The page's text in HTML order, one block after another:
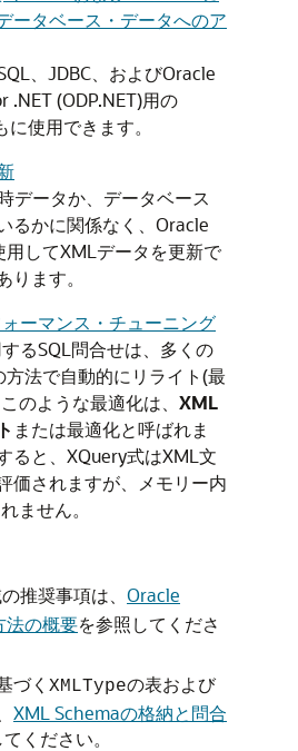
ータベース・データへのア
、JDBC、およびOracle
.NET (ODP.NET)用の
使用できます。
データか、データベース
るかに関係なく、Oracle
用してXMLデータを更新で
ります。
ーマンス・チューニング
るSQL問合せは、多くの
法で自動的にリライト(最
のような最適化は、 XML
または最適化と呼ばれま
ると、XQuery式はXML文
価されますが、メモリー内
ません。
推奨事項は、 Oracle
法の概要を参照してくださ
づく XMLTypeの表および
XML Schemaの格納と問合
ください。